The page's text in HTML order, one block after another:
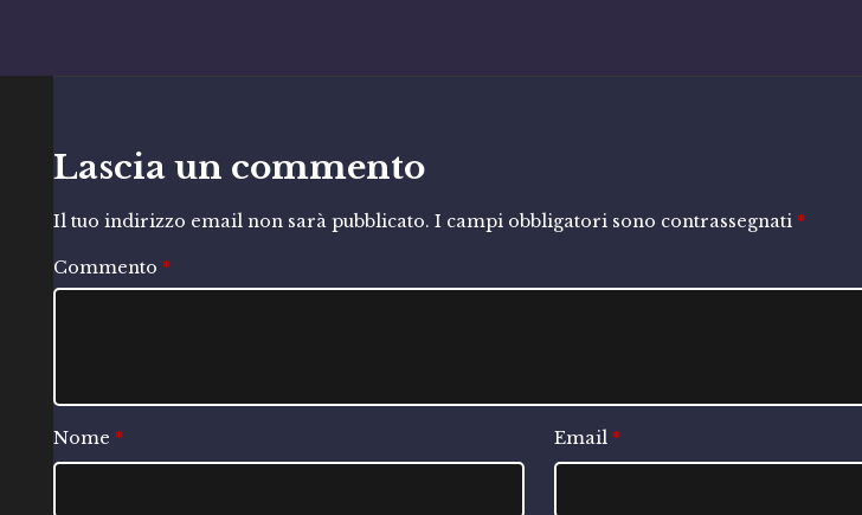
Lascia un commento
Il tuo indirizzo email non sarà pubblicato. I campi obbligatori sono contrassegnati *
Commento *
Nome * Email *